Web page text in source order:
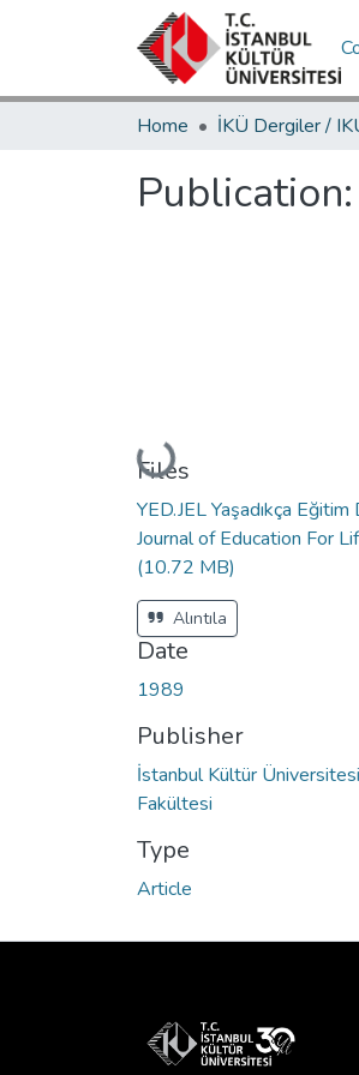
Home İKÜ Dergiler /
Publication:
Loading...
Files
YED.JEL Yaşadıkça Eğitim
Journal of Education For
(10.72 MB)
Alıntıla
Date
1989
Publisher
İstanbul Kültür
Fakültesi
Type
Article